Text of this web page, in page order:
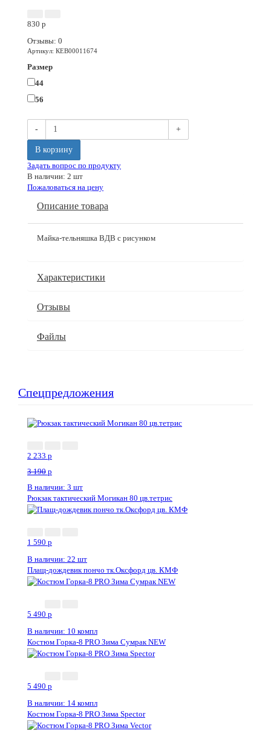
830 p
Отзывы: 0
Артикул: КЕВ00011674
Размер
44
56
- +
В корзину
Задать вопрос по продукту
В наличии: 2 шт
Пожаловаться на цену
Описание товара
Майка-тельняшка ВДВ с рисунком
Характеристики
Отзывы
Файлы
Спецпредложения
2 233 p
3 190 p
В наличии: 3 шт
Рюкзак тактический Могикан 80 цв.тетрис
1 590 p
В наличии: 22 шт
Плащ-дождевик пончо тк.Оксфорд цв. КМФ
5 490 p
В наличии: 10 компл
Костюм Горка-8 PRO Зима Сумрак NEW
5 490 p
В наличии: 14 компл
Костюм Горка-8 PRO Зима Speсtor